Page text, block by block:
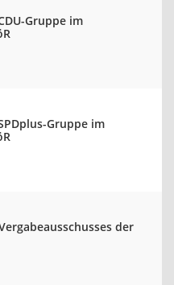
Gruppe im
Gruppe im
der